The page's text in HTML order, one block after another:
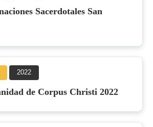
Sacerdotales San
2022
de Corpus Christi 2022